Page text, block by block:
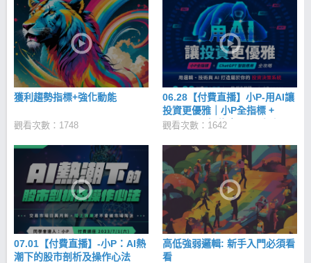
選股、不執著業績 最後勉勵大家 7 件事情... 1. 資金
決定股價，股價造就型態，型態造就趨勢，趨勢+籌碼
+動能，形成強股，先辨強股趨勢高低位，再選擇進
場，而後嚴格停利或停損出場。 2. 一切以紀律操作，
少看新聞；永遠相信高檔無利空，低檔無利空。 3. 先
避凶再趨吉。 4. 股價永遠走在基本面之前。 5. 要學
多，更要學空；多空不易時，觀望等待也是策略。 6.
當股價跟基本面不一致，相信股價。 7. 股市比氣長，
留下來都算成功。 期望跟大家持續在同學會交流，讓
我們一起在投資這條人生道路上越走越遠、越走越
獲利趨勢指標+強化動能
觀看次數：1748
06.28【付費直播】小P-用AI讓
投資更優雅｜小P全指標 +
ChatGPT 智能應用 全攻略
觀看次數：1642
07.01【付費直播】-小P：AI熱
潮下的股市剖析及操作心法
高低強弱邏輯: 新手入門必須看
看